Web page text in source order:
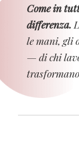
Come in
differenza.
le mani, gli
— dichi